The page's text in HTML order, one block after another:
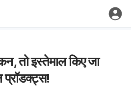
तो इस्तेमाल किए जा
प्रॉडक्ट्स!